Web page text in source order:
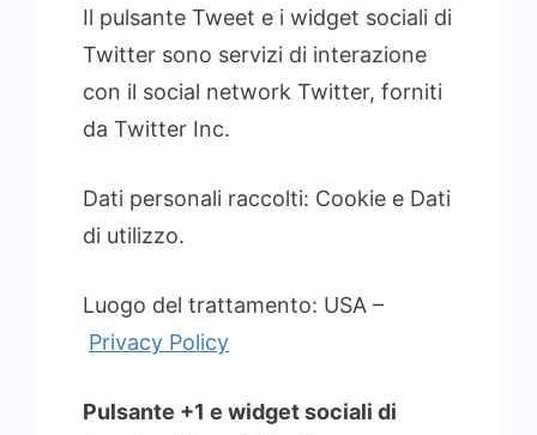
Il pulsante Tweet e i widget sociali di
Twitter sono servizi di interazione
con il social network Twitter, forniti
da Twitter Inc.
Dati personali raccolti: Cookie e Dati
di utilizzo.
Luogo del trattamento: USA –
Privacy Policy
Pulsante +1 e widget sociali di